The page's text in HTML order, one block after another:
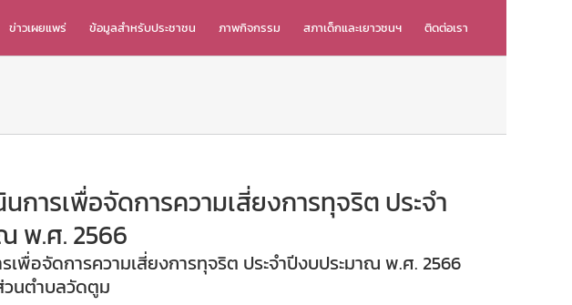
ข่าวเผยแพร่ ข้อมูลสำหรับประชาชน ภาพกิจกรรม สภาเด็กและเยาวชนฯ ติดต่อเรา
การเพื่อจัดการความเสี่ยงการทุจริต ประจำ
พ.ศ. 2566
เพื่อจัดการความเสี่ยงการทุจริต ประจำปีงบประมาณ พ.ศ. 2566
วนตำบลวัดตูม